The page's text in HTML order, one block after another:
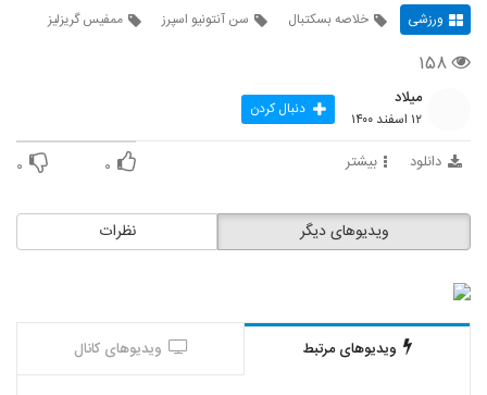
ورزشی خلاصه بسکتبال سن آنتونیو اسپرز ممفیس گریزلیز
۱۵۸
میلاد
۱۲ اسفند ۱۴۰۰ دنبال کردن
دانلود بیشتر ۰ ۰
نظرات ویدیوهای دیگر
ویدیوهای مرتبط ویدیوهای کانال